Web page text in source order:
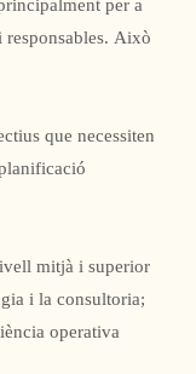
per a
responsables. Això
que necessiten
mitjà i superior
i la consultoria;
operativa